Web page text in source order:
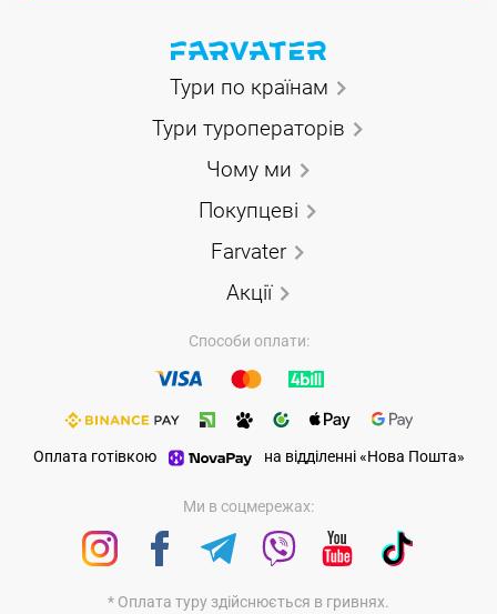
Тури по країнам
Тури туроператорів
Чому ми
Покупцеві
Farvater
Акції
Способи оплати:
Оплата готівкою на відділенні «Нова Пошта»
Ми в соцмережах:
* Оплата туру здійснюється в гривнях.